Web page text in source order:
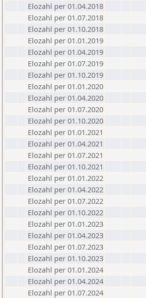
Elozahl per 01.04.2018
Elozahl per 01.07.2018
Elozahl per 01.10.2018
Elozahl per 01.01.2019
Elozahl per 01.04.2019
Elozahl per 01.07.2019
Elozahl per 01.10.2019
Elozahl per 01.01.2020
Elozahl per 01.04.2020
Elozahl per 01.07.2020
Elozahl per 01.10.2020
Elozahl per 01.01.2021
Elozahl per 01.04.2021
Elozahl per 01.07.2021
Elozahl per 01.10.2021
Elozahl per 01.01.2022
Elozahl per 01.04.2022
Elozahl per 01.07.2022
Elozahl per 01.10.2022
Elozahl per 01.01.2023
Elozahl per 01.04.2023
Elozahl per 01.07.2023
Elozahl per 01.10.2023
Elozahl per 01.01.2024
Elozahl per 01.04.2024
Elozahl per 01.07.2024